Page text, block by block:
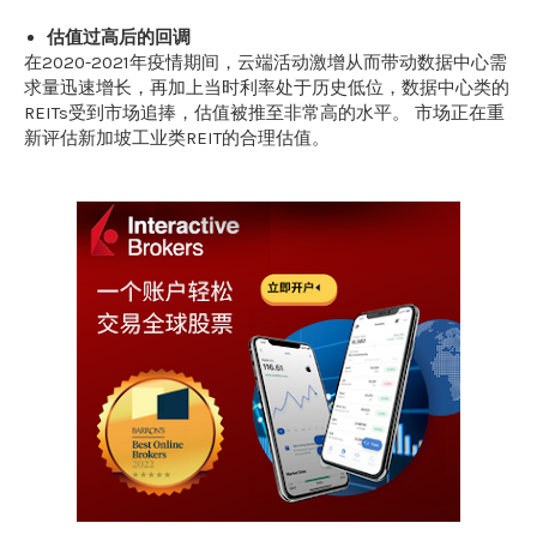
估值过高后的回调
在2020-2021年疫情期间，云端活动激增从而带动数据中心需
求量迅速增长，再加上当时利率处于历史低位，数据中心类的
REITs受到市场追捧，估值被推至非常高的水平。 市场正在重
新评估新加坡工业类REIT的合理估值。